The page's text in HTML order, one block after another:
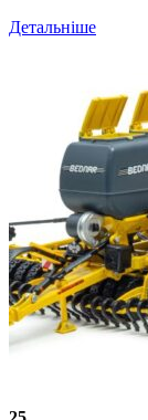
Детальніше